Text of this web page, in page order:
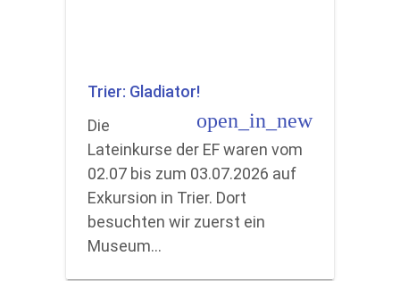
Trier: Gladiator!
open_in_new
Die
Lateinkurse der EF waren vom
02.07 bis zum 03.07.2026 auf
Exkursion in Trier. Dort
besuchten wir zuerst ein
Museum…